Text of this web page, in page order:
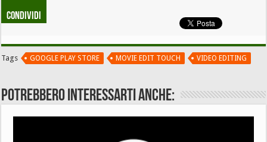
Condividi
Tags GOOGLE PLAY STORE MOVIE EDIT TOUCH VIDEO EDITING
Potrebbero interessarti anche: